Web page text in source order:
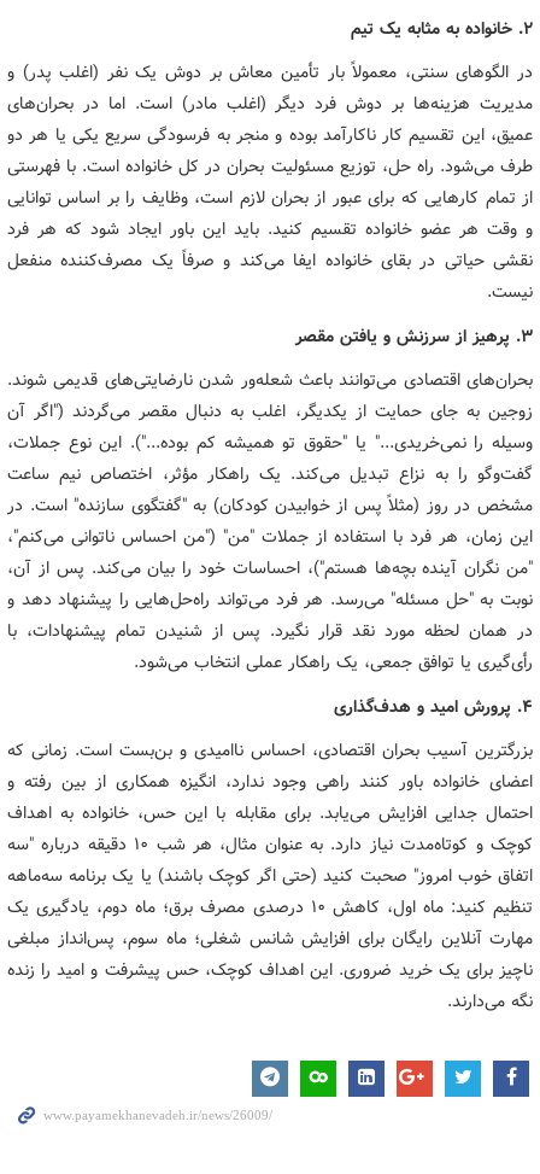
2. خانواده به مثابه یک تیم
در الگوهای سنتی، معمولاً بار تأمین معاش بر دوش یک نفر (اغلب پدر) و
مدیریت هزینه‌ها بر دوش فرد دیگر (اغلب مادر) است. اما در بحران‌های
عمیق، این تقسیم کار ناکارآمد بوده و منجر به فرسودگی سریع یکی یا هر دو
طرف می‌شود. راه حل، توزیع مسئولیت بحران در کل خانواده است. با فهرستی
از تمام کارهایی که برای عبور از بحران لازم است، وظایف را بر اساس توانایی
و وقت هر عضو خانواده تقسیم کنید. باید این باور ایجاد شود که هر فرد
نقشی حیاتی در بقای خانواده ایفا می‌کند و صرفاً یک مصرف‌کننده منفعل
نیست.
3. پرهیز از سرزنش و یافتن مقصر
بحران‌های اقتصادی می‌توانند باعث شعله‌ور شدن نارضایتی‌های قدیمی شوند.
زوجین به جای حمایت از یکدیگر، اغلب به دنبال مقصر می‌گردند ("اگر آن
وسیله را نمی‌خریدی..." یا "حقوق تو همیشه کم بوده..."). این نوع جملات،
گفت‌وگو را به نزاع تبدیل می‌کند. یک راهکار مؤثر، اختصاص نیم ساعت
مشخص در روز (مثلاً پس از خوابیدن کودکان) به "گفتگوی سازنده" است. در
این زمان، هر فرد با استفاده از جملات "من" ("من احساس ناتوانی می‌کنم"،
"من نگران آینده بچه‌ها هستم")، احساسات خود را بیان می‌کند. پس از آن،
نوبت به "حل مسئله" می‌رسد. هر فرد می‌تواند راه‌حل‌هایی را پیشنهاد دهد و
در همان لحظه مورد نقد قرار نگیرد. پس از شنیدن تمام پیشنهادات، با
رأی‌گیری یا توافق جمعی، یک راهکار عملی انتخاب می‌شود.
4. پرورش امید و هدف‌گذاری
بزرگترین آسیب بحران اقتصادی، احساس ناامیدی و بن‌بست است. زمانی که
اعضای خانواده باور کنند راهی وجود ندارد، انگیزه همکاری از بین رفته و
احتمال جدایی افزایش می‌یابد. برای مقابله با این حس، خانواده به اهداف
کوچک و کوتاه‌مدت نیاز دارد. به عنوان مثال، هر شب ۱۰ دقیقه درباره "سه
اتفاق خوب امروز" صحبت کنید (حتی اگر کوچک باشند) یا یک برنامه سه‌ماهه
تنظیم کنید: ماه اول، کاهش ۱۰ درصدی مصرف برق؛ ماه دوم، یادگیری یک
مهارت آنلاین رایگان برای افزایش شانس شغلی؛ ماه سوم، پس‌انداز مبلغی
ناچیز برای یک خرید ضروری. این اهداف کوچک، حس پیشرفت و امید را زنده
نگه می‌دارند.